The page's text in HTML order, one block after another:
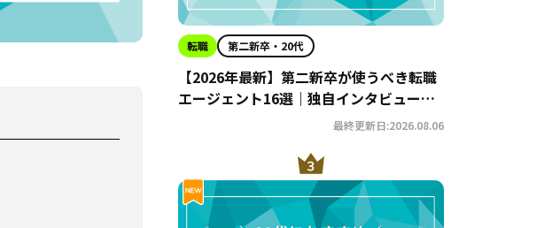
転職 第二新卒・20代
【2026年最新】第二新卒が使うべき転職
エージェント16選｜独自インタビューか
らわかるおすすめ理由・サービスの特徴
最終更新日:2026.08.06